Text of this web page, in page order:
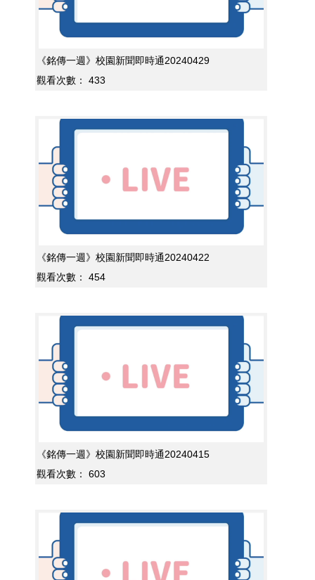
《銘傳一週》校園新聞即時通20240429
觀看次數：
433
《銘傳一週》校園新聞即時通20240422
觀看次數：
454
《銘傳一週》校園新聞即時通20240415
觀看次數：
603